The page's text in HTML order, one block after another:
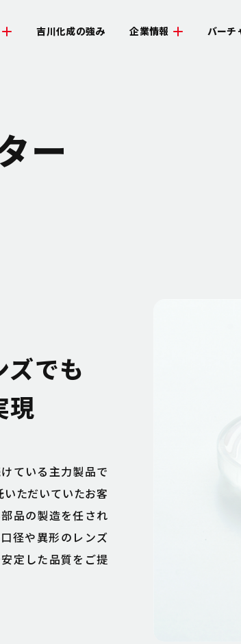
吉川化成の強み 企業情報 バーチ
ー
でも
現
ている主力製品で
ただいていたお客
品の製造を任され
径や異形のレンズ
定した品質をご提